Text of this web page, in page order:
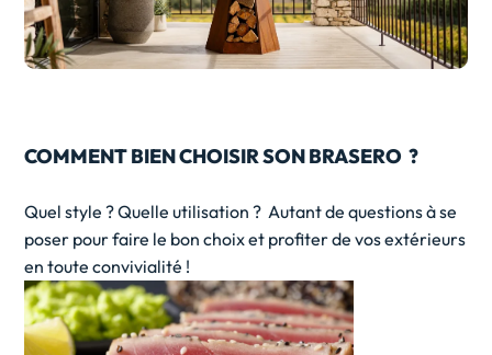
COMMENT BIEN CHOISIR SON BRASERO ?
Quel style ? Quelle utilisation ? Autant de questions à se
poser pour faire le bon choix et profiter de vos extérieurs
en toute convivialité !